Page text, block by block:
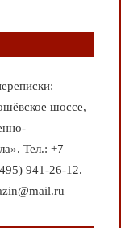
шоссе,
Тел.: +7
941-26-12.